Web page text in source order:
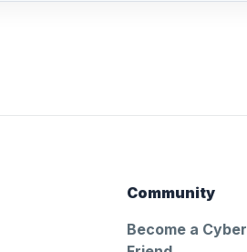
Community
Become a Cyber